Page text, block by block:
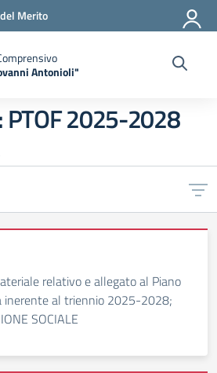
Merito
Antonioli"
2025-2028
relativo e allegato al Piano
inerente al triennio 2025-2028;
SOCIALE